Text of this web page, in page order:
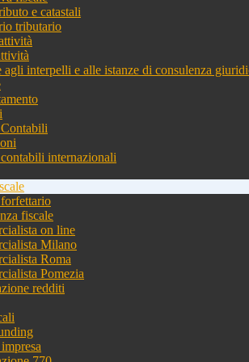
e catastali
tributario
agli interpelli e alle istanze di consulenza
internazionali
fiscale
on line
Milano
Roma
Pomezia
redditi